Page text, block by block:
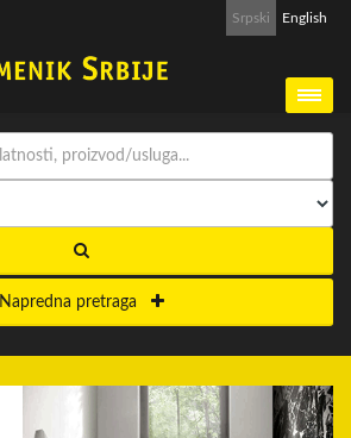
Srpski English
Napredna pretraga